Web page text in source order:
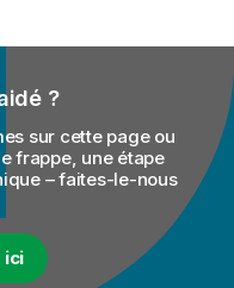
?
sur cette page ou
frappe, une étape
– faites-le-nous
ici